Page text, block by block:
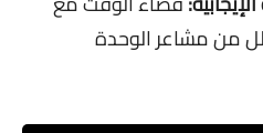
من مشاعر الوحدة